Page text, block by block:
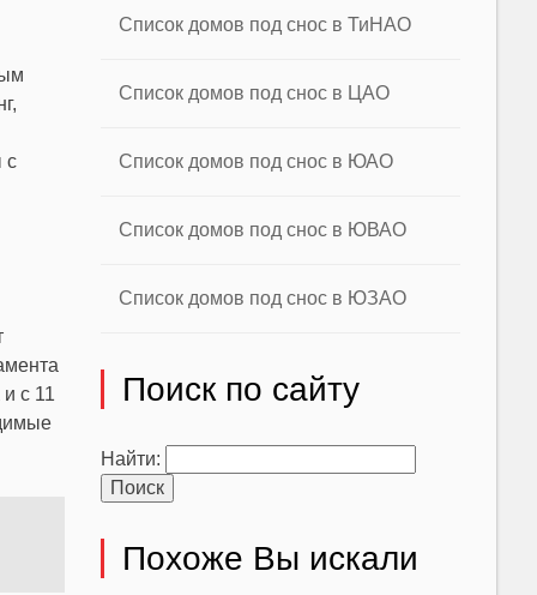
с
с 11
Список домов под снос в ТиНАО
Список домов под снос в ЦАО
Список домов под снос в ЮАО
Список домов под снос в ЮВАО
Список домов под снос в ЮЗАО
Поиск по сайту
Найти:
Похоже Вы искали